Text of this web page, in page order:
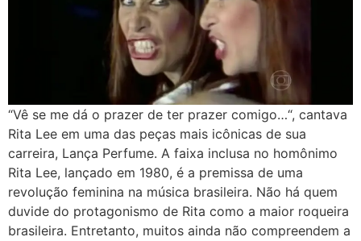
“Vê se me dá o prazer de ter prazer comigo…“, cantava
Rita Lee em uma das peças mais icônicas de sua
carreira, Lança Perfume. A faixa inclusa no homônimo
Rita Lee, lançado em 1980, é a premissa de uma
revolução feminina na música brasileira. Não há quem
duvide do protagonismo de Rita como a maior roqueira
brasileira. Entretanto, muitos ainda não compreendem a